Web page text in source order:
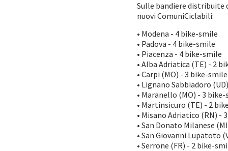
Sulle bandiere distribuite
nuovi ComuniCiclabili:
• Modena - 4 bike-smile
• Padova - 4 bike-smile
• Piacenza - 4 bike-smile
• Alba Adriatica (TE) - 2
• Carpi (MO) - 3 bike-smile
• Lignano Sabbiadoro
• Maranello (MO) - 3
• Martinsicuro (TE) - 2
• Misano Adriatico (RN) -
• San Donato Milanese
• San Giovanni Lupatoto
• Serrone (FR) - 2 bike-